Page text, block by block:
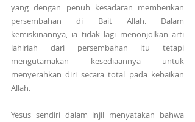
yang dengan penuh kesadaran memberikan
persembahan di Bait Allah. Dalam
kemiskinannya, ia tidak lagi menonjolkan arti
lahiriah dari persembahan itu tetapi
mengutamakan kesediaannya untuk
menyerahkan diri secara total pada kebaikan
Allah.
Yesus sendiri dalam injil menyatakan bahwa